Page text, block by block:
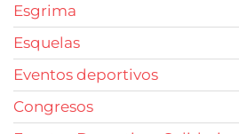
Esgrima
Esquelas
Eventos deportivos
Congresos